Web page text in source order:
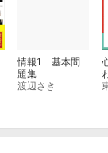
情報1 基本問
題集
渡辺さき